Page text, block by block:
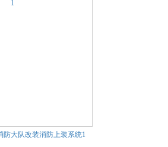
防大队改装消防上装系统1